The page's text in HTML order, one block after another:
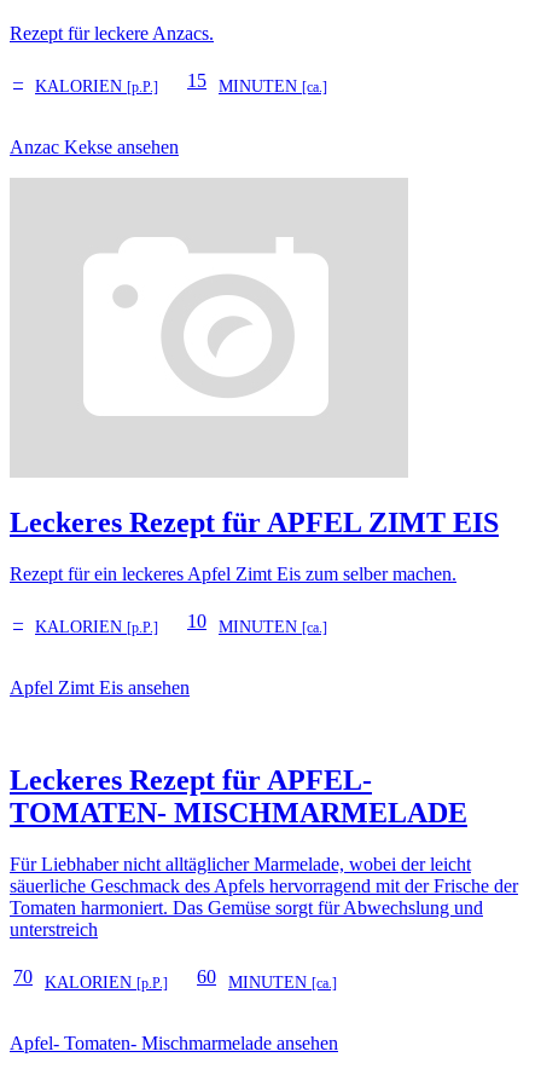
Rezept für leckere Anzacs.
– KALORIEN [p.P.] 15 MINUTEN [ca.]
Anzac Kekse ansehen
Leckeres Rezept fürAPFEL ZIMT EIS
Rezept für ein leckeres Apfel Zimt Eis zum selber machen.
– KALORIEN [p.P.] 10 MINUTEN [ca.]
Apfel Zimt Eis ansehen
Leckeres Rezept für APFEL-
TOMATEN- MISCHMARMELADE
Für Liebhaber nicht alltäglicher Marmelade, wobei der leicht
säuerliche Geschmack des Apfels hervorragend mit der Frische der
Tomaten harmoniert. Das Gemüse sorgt für Abwechslung und
unterstreich
70 KALORIEN [p.P.] 60 MINUTEN [ca.]
Apfel- Tomaten- Mischmarmelade ansehen